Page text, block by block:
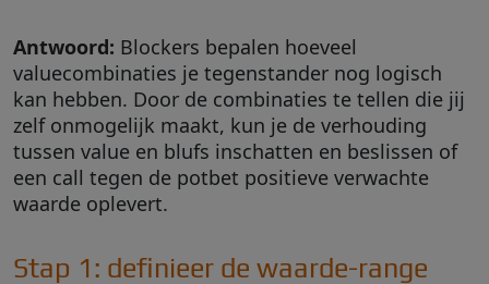
Antwoord: Blockers bepalen hoeveel
valuecombinaties je tegenstander nog logisch
kan hebben. Door de combinaties te tellen die jij
zelf onmogelijk maakt, kun je de verhouding
tussen value en blufs inschatten en beslissen of
een call tegen de potbet positieve verwachte
waarde oplevert.
Stap 1: definieer de waarde-range